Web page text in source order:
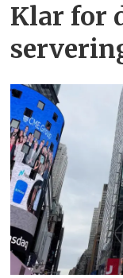
Klar for